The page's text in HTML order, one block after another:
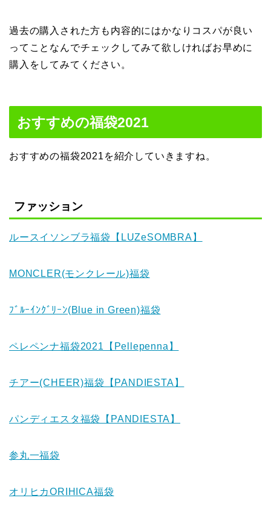
過去の購入された方も内容的にはかなりコスパが良い
ってことなんでチェックしてみて欲しければお早めに
購入をしてみてください。
おすすめの福袋2021
おすすめの福袋2021を紹介していきますね。
ファッション
ルースイソンブラ福袋【LUZeSOMBRA】
MONCLER(モンクレール)福袋
ﾌﾞﾙｰｲﾝｸﾞﾘｰﾝ(Blue in Green)福袋
ペレペンナ福袋2021【Pellepenna】
チアー(CHEER)福袋【PANDIESTA】
パンディエスタ福袋【PANDIESTA】
参丸一福袋
オリヒカORIHICA福袋